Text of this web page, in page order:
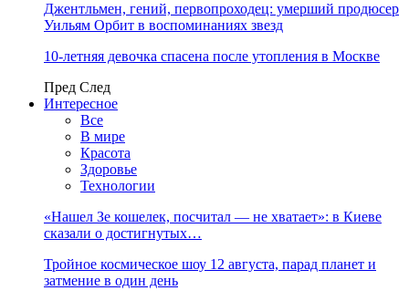
Джентльмен, гений, первопроходец: умерший продюсер
Уильям Орбит в воспоминаниях звезд
10-летняя девочка спасена после утопления в Москве
Пред След
Интересное
Все
В мире
Красота
Здоровье
Технологии
«Нашел Зе кошелек, посчитал — не хватает»: в Киеве
сказали о достигнутых…
Тройное космическое шоу 12 августа, парад планет и
затмение в один день